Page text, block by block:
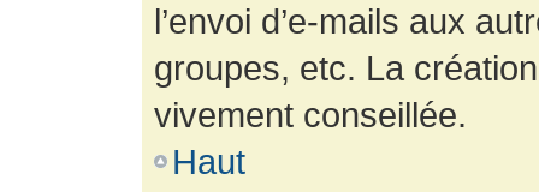
l’envoi d’e-mails aux
groupes, etc. La
vivement conseillée.
Haut